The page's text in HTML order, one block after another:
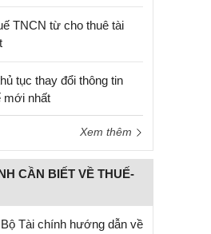
TNCN từ cho thuê tài
tục thay đổi thông tin
mới nhất
Xem thêm
CẦN BIẾT VỀ THUẾ-
Bộ Tài chính hướng dẫn về